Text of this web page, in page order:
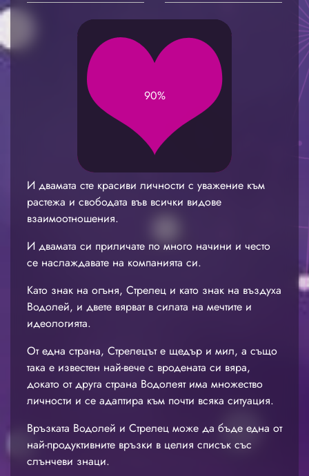
90%
И двамата сте красиви личности с уважение към
растежа и свободата във всички видове
взаимоотношения.
И двамата си приличате по много начини и често
се наслаждавате на компанията си.
Като знак на огъня, Стрелец и като знак на въздуха
Водолей, и двете вярват в силата на мечтите и
идеологията.
От една страна, Стрелецът е щедър и мил, а също
така е известен най-вече с вродената си вяра,
докато от друга страна Водолеят има множество
личности и се адаптира към почти всяка ситуация.
Връзката Водолей и Стрелец може да бъде една от
най-продуктивните връзки в целия списък със
слънчеви знаци.